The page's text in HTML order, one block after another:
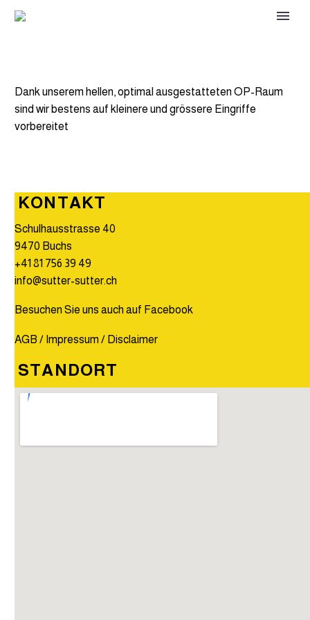
Dank unserem hellen, optimal ausgestatteten OP-Raum
sind wir bestens auf kleinere und grössere Eingriffe
vorbereitet
KONTAKT
Schulhausstrasse 40
9470 Buchs
+41 81 756 39 49
info@sutter-sutter.ch
Besuchen Sie uns auch auf Facebook
AGB / Impressum / Disclaimer
STANDORT